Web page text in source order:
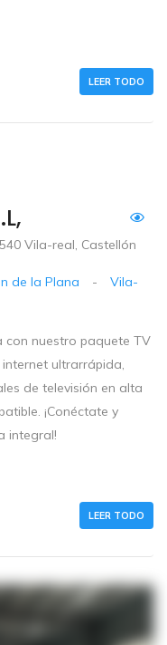
LEER TODO
Vila-real, Castellón
de la Plana -
Vila-
con nuestro paquete TV
ultrarrápida,
de televisión en alta
¡Conéctate y
integral!
LEER TODO